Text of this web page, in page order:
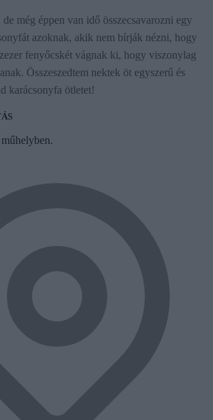
még éppen van idő összecsavarozni egy
azoknak, akik nem bírják nézni, hogy
fenyőcskét vágnak ki, hogy viszonylag
Összeszedtem nektek öt egyszerű és
karácsonyfa ötletet!